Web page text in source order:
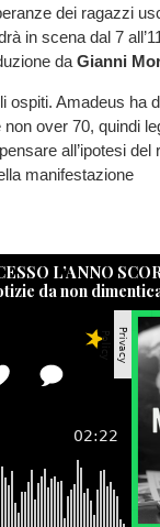
dei ragazzi
in scena dal 7
da Gianni
ospiti. Amadeus ha
over 70, quindi
all’ipotesi
manifestazione
L’ANNO
da non